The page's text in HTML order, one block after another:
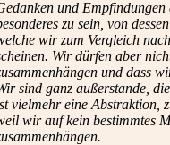
und Empfindungen
zu sein, von
wir zum Vergleich
Wir dürfen aber
und dass
sind ganz außerstande,
vielmehr eine Abstraktion,
wir auf kein bestimmtes